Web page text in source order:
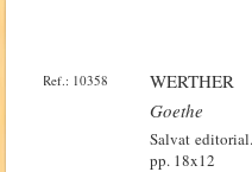
Ref.: 10358
WERTHER
Goethe
Salvat
pp. 18x12